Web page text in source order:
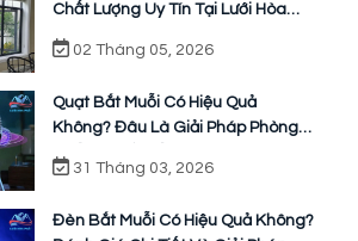
Chất Lượng Uy Tín Tại Lưới Hòa
Phát
02 Tháng 05, 2026
Quạt Bắt Muỗi Có Hiệu Quả
Không? Đâu Là Giải Pháp Phòng
Chống Muỗi Bền Vững
31 Tháng 03, 2026
Đèn Bắt Muỗi Có Hiệu Quả Không?